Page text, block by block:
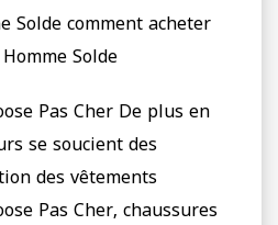
Solde comment acheter
Solde
Pas Cher De plus en
se soucient des
des vêtements
Pas Cher, chaussures